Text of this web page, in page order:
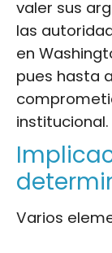
valer sus
las
en
pues hasta
institucional.
Varios